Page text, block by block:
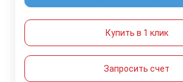
Купить в 1 клик
Запросить счет